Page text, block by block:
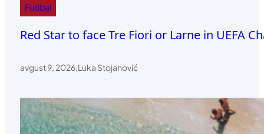
Fudbal
Red Star to face Tre Fiori or Larne in UEFA
avgust 9, 2026.Luka Stojanović